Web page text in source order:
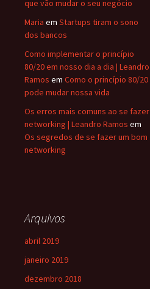
que vão mudar o seu negócio
Maria em Startups tiram o sono
dos bancos
Como implementar o princípio
80/20 em nosso dia a dia | Leandro
Ramos em Como o princípio 80/20
pode mudar nossa vida
Os erros mais comuns ao se fazer
networking | Leandro Ramos em
Os segredos de se fazer um bom
networking
Arquivos
abril 2019
janeiro 2019
dezembro 2018